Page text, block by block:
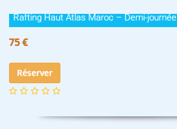
Rafting Haut Atlas Maroc – Demi-journée
75 €
Réserver